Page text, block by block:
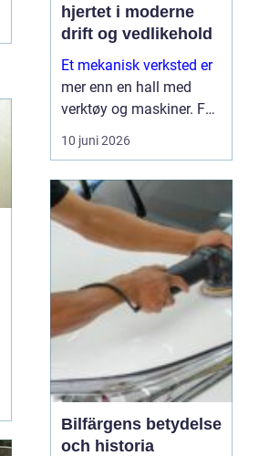
hjertet i moderne
drift og vedlikehold
Et mekanisk verksted er
mer enn en hall med
verktøy og maskiner. For
mange bedrifter er
verkstedet selve
gjør at produksjon,
anleggsdrift og transport
ikke stopper opp. Her k...
10 juni 2026
Bilfärgens betydelse
och historia